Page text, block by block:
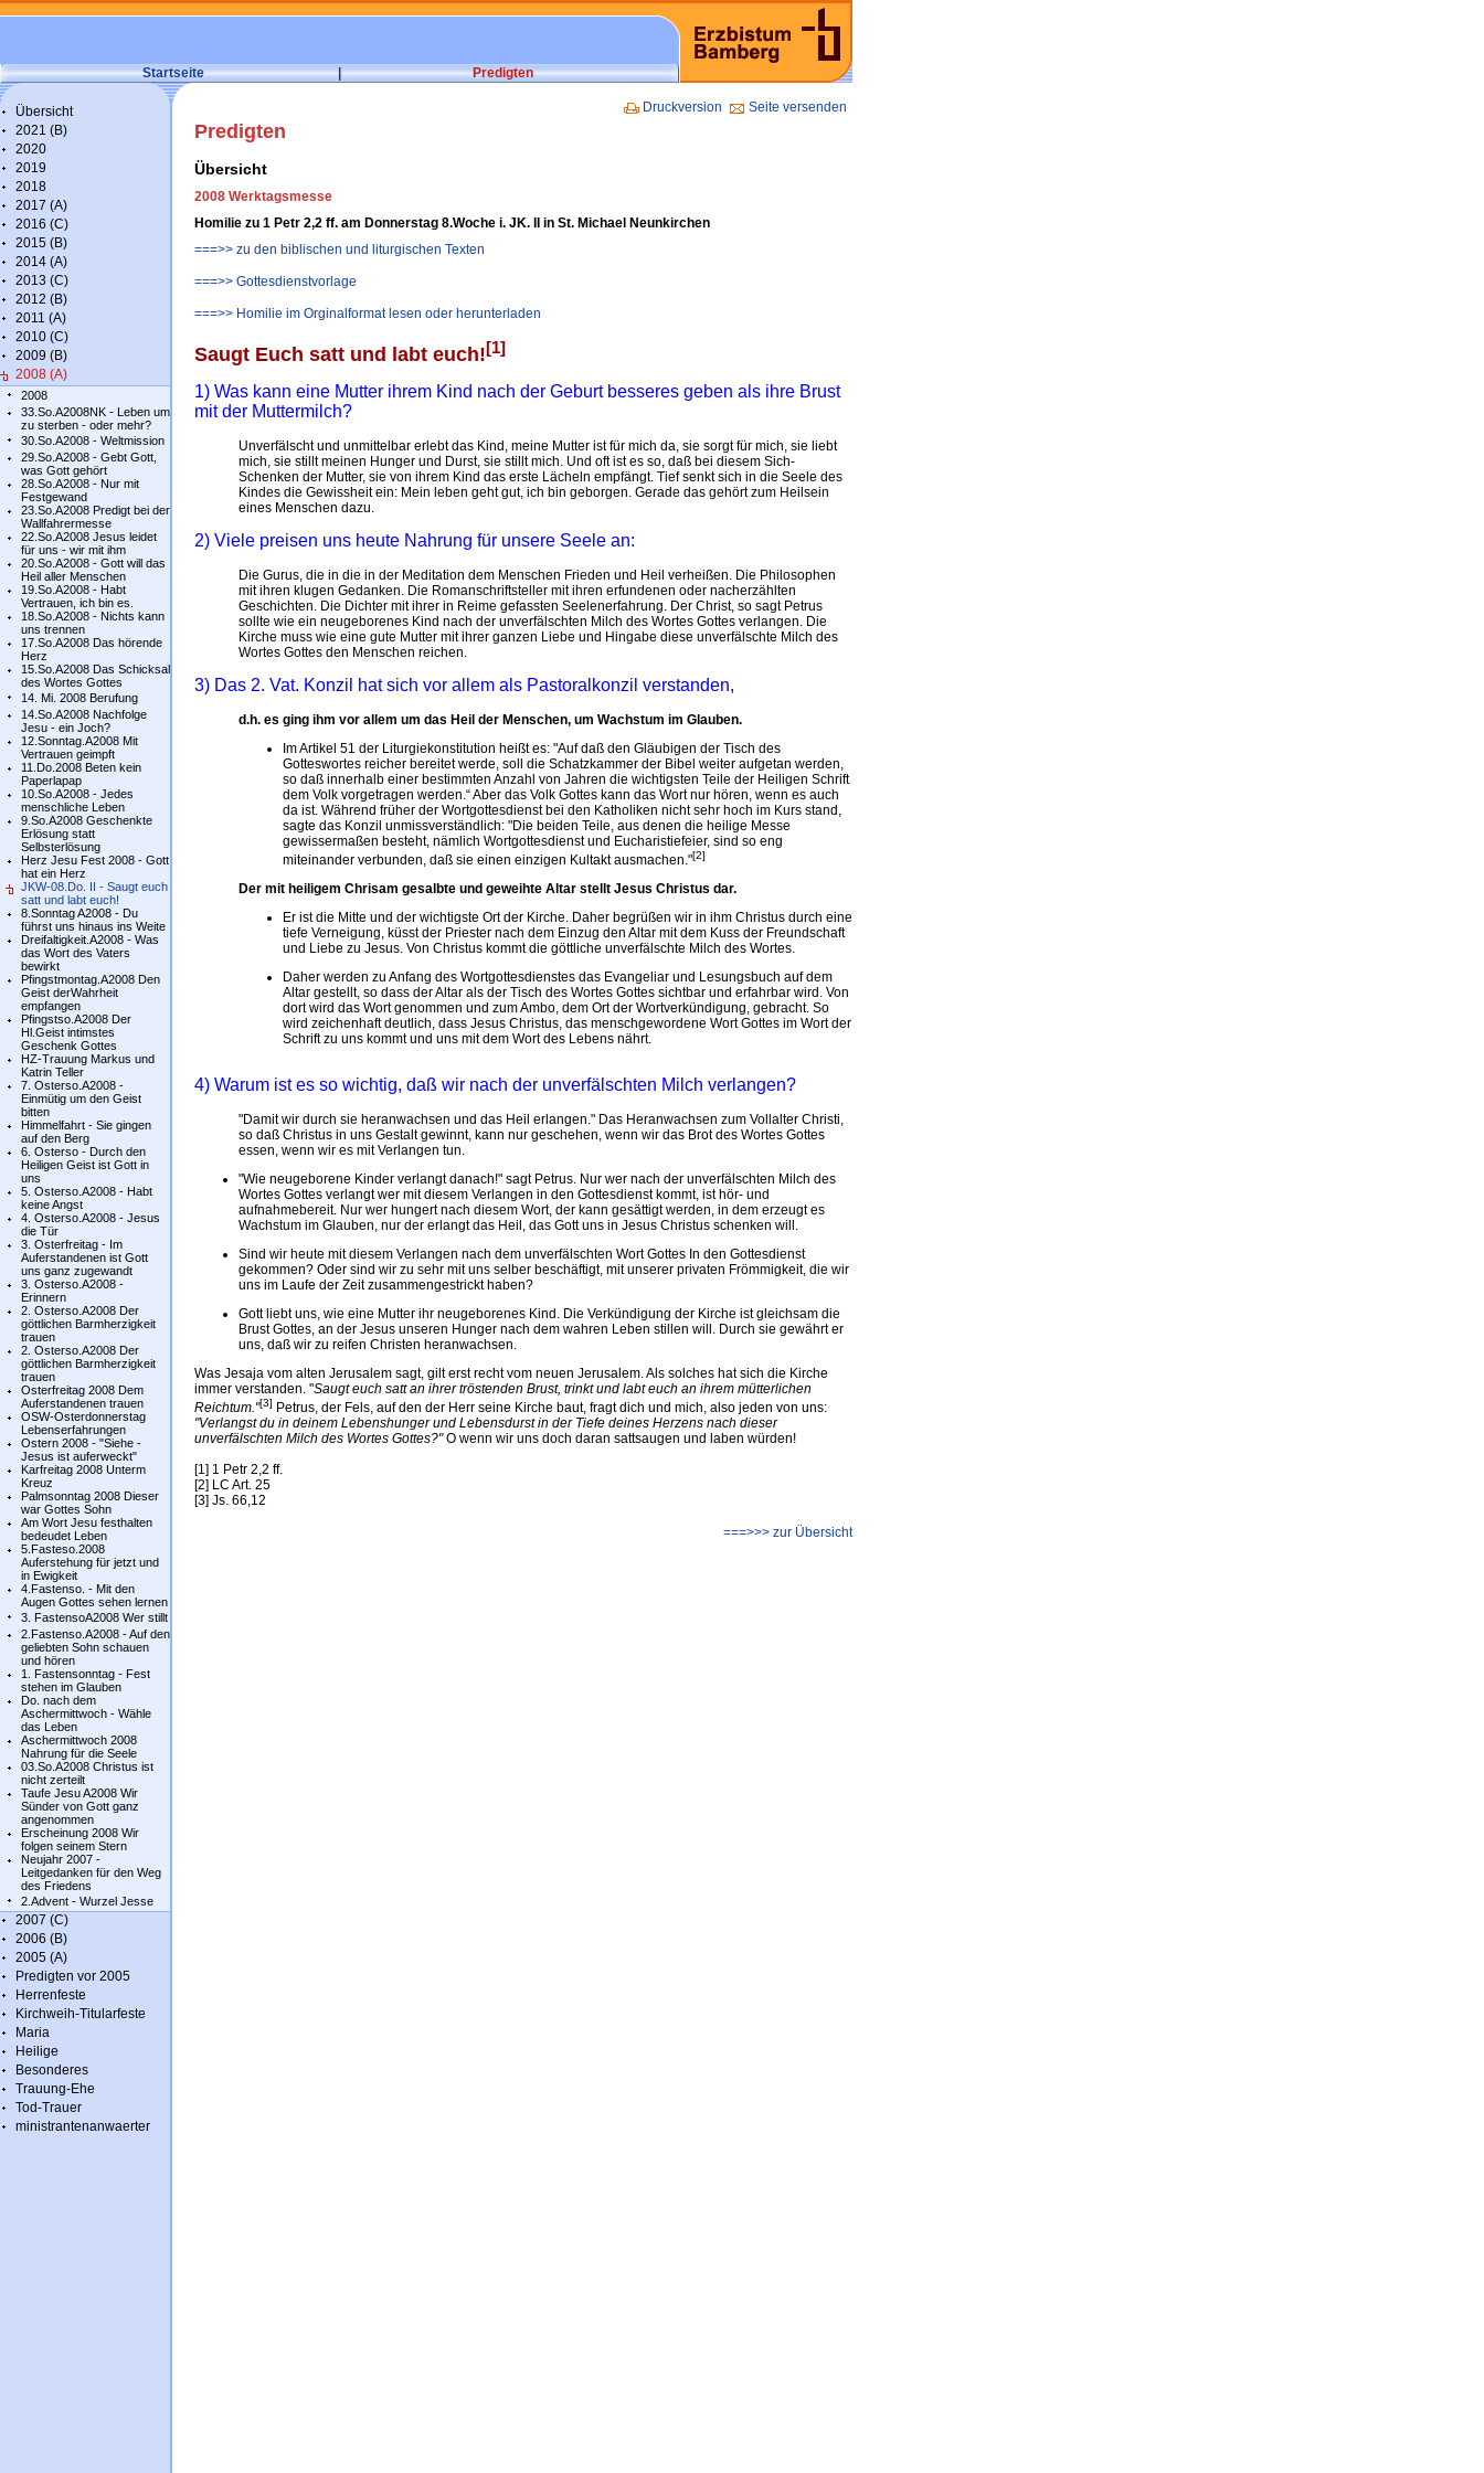
Startseite | Predigten
Übersicht
2021 (B)
2020
2019
2018
2017 (A)
2016 (C)
2015 (B)
2014 (A)
2013 (C)
2012 (B)
2011 (A)
2010 (C)
2009 (B)
2008 (A)
2008
33.So.A2008NK - Leben um
zu sterben - oder mehr?
30.So.A2008 - Weltmission
29.So.A2008 - Gebt Gott,
was Gott gehört
28.So.A2008 - Nur mit
Festgewand
23.So.A2008 Predigt bei der
Wallfahrermesse
22.So.A2008 Jesus leidet
für uns - wir mit ihm
20.So.A2008 - Gott will das
Heil aller Menschen
19.So.A2008 - Habt
Vertrauen, ich bin es.
18.So.A2008 - Nichts kann
uns trennen
17.So.A2008 Das hörende
Herz
15.So.A2008 Das Schicksal
des Wortes Gottes
14. Mi. 2008 Berufung
14.So.A2008 Nachfolge
Jesu - ein Joch?
12.Sonntag.A2008 Mit
Vertrauen geimpft
11.Do.2008 Beten kein
Paperlapap
10.So.A2008 - Jedes
menschliche Leben
9.So.A2008 Geschenkte
Erlösung statt
Selbsterlösung
Herz Jesu Fest 2008 - Gott
hat ein Herz
JKW-08.Do. II - Saugt euch
satt und labt euch!
8.Sonntag A2008 - Du
führst uns hinaus ins Weite
Dreifaltigkeit.A2008 - Was
das Wort des Vaters
bewirkt
Pfingstmontag.A2008 Den
Geist derWahrheit
empfangen
Pfingstso.A2008 Der
Hl.Geist intimstes
Geschenk Gottes
HZ-Trauung Markus und
Katrin Teller
7. Osterso.A2008 -
Einmütig um den Geist
bitten
Himmelfahrt - Sie gingen
auf den Berg
6. Osterso - Durch den
Heiligen Geist ist Gott in
uns
5. Osterso.A2008 - Habt
keine Angst
4. Osterso.A2008 - Jesus
die Tür
3. Osterfreitag - Im
Auferstandenen ist Gott
uns ganz zugewandt
3. Osterso.A2008 -
Erinnern
2. Osterso.A2008 Der
göttlichen Barmherzigkeit
trauen
2. Osterso.A2008 Der
göttlichen Barmherzigkeit
trauen
Osterfreitag 2008 Dem
Auferstandenen trauen
OSW-Osterdonnerstag
Lebenserfahrungen
Ostern 2008 - "Siehe -
Jesus ist auferweckt"
Karfreitag 2008 Unterm
Kreuz
Palmsonntag 2008 Dieser
war Gottes Sohn
Am Wort Jesu festhalten
bedeudet Leben
5.Fasteso.2008
Auferstehung für jetzt und
in Ewigkeit
4.Fastenso. - Mit den
Augen Gottes sehen lernen
3. FastensoA2008 Wer stillt
2.Fastenso.A2008 - Auf den
geliebten Sohn schauen
und hören
1. Fastensonntag - Fest
stehen im Glauben
Do. nach dem
Aschermittwoch - Wähle
das Leben
Aschermittwoch 2008
Nahrung für die Seele
03.So.A2008 Christus ist
nicht zerteilt
Taufe Jesu A2008 Wir
Sünder von Gott ganz
angenommen
Erscheinung 2008 Wir
folgen seinem Stern
Neujahr 2007 -
Leitgedanken für den Weg
des Friedens
2.Advent - Wurzel Jesse
2007 (C)
2006 (B)
2005 (A)
Predigten vor 2005
Herrenfeste
Kirchweih-Titularfeste
Maria
Heilige
Besonderes
Trauung-Ehe
Tod-Trauer
ministrantenanwaerter
Druckversion Seite versenden
Predigten
Übersicht
2008 Werktagsmesse
Homilie zu 1 Petr 2,2 ff. am Donnerstag 8.Woche i. JK. II in St. Michael Neunkirchen
===>> zu den biblischen und liturgischen Texten
===>> Gottesdienstvorlage
===>> Homilie im Orginalformat lesen oder herunterladen
Saugt Euch satt und labt euch![1]
1) Was kann eine Mutter ihrem Kind nach der Geburt besseres geben als ihre Brust
mit der Muttermilch?
Unverfälscht und unmittelbar erlebt das Kind, meine Mutter ist für mich da, sie sorgt für mich, sie liebt
mich, sie stillt meinen Hunger und Durst, sie stillt mich. Und oft ist es so, daß bei diesem Sich-
Schenken der Mutter, sie von ihrem Kind das erste Lächeln empfängt. Tief senkt sich in die Seele des
Kindes die Gewissheit ein: Mein leben geht gut, ich bin geborgen. Gerade das gehört zum Heilsein
eines Menschen dazu.
2) Viele preisen uns heute Nahrung für unsere Seele an:
Die Gurus, die in die in der Meditation dem Menschen Frieden und Heil verheißen. Die Philosophen
mit ihren klugen Gedanken. Die Romanschriftsteller mit ihren erfundenen oder nacherzählten
Geschichten. Die Dichter mit ihrer in Reime gefassten Seelenerfahrung. Der Christ, so sagt Petrus
sollte wie ein neugeborenes Kind nach der unverfälschten Milch des Wortes Gottes verlangen. Die
Kirche muss wie eine gute Mutter mit ihrer ganzen Liebe und Hingabe diese unverfälschte Milch des
Wortes Gottes den Menschen reichen.
3) Das 2. Vat. Konzil hat sich vor allem als Pastoralkonzil verstanden,
d.h. es ging ihm vor allem um das Heil der Menschen, um Wachstum im Glauben.
Im Artikel 51 der Liturgiekonstitution heißt es: "Auf daß den Gläubigen der Tisch des
Gotteswortes reicher bereitet werde, soll die Schatzkammer der Bibel weiter aufgetan werden,
so daß innerhalb einer bestimmten Anzahl von Jahren die wichtigsten Teile der Heiligen Schrift
dem Volk vorgetragen werden.“ Aber das Volk Gottes kann das Wort nur hören, wenn es auch
da ist. Während früher der Wortgottesdienst bei den Katholiken nicht sehr hoch im Kurs stand,
sagte das Konzil unmissverständlich: "Die beiden Teile, aus denen die heilige Messe
gewissermaßen besteht, nämlich Wortgottesdienst und Eucharistiefeier, sind so eng
miteinander verbunden, daß sie einen einzigen Kultakt ausmachen."[2]
Der mit heiligem Chrisam gesalbte und geweihte Altar stellt Jesus Christus dar.
Er ist die Mitte und der wichtigste Ort der Kirche. Daher begrüßen wir in ihm Christus durch eine
tiefe Verneigung, küsst der Priester nach dem Einzug den Altar mit dem Kuss der Freundschaft
und Liebe zu Jesus. Von Christus kommt die göttliche unverfälschte Milch des Wortes.
Daher werden zu Anfang des Wortgottesdienstes das Evangeliar und Lesungsbuch auf dem
Altar gestellt, so dass der Altar als der Tisch des Wortes Gottes sichtbar und erfahrbar wird. Von
dort wird das Wort genommen und zum Ambo, dem Ort der Wortverkündigung, gebracht. So
wird zeichenhaft deutlich, dass Jesus Christus, das menschgewordene Wort Gottes im Wort der
Schrift zu uns kommt und uns mit dem Wort des Lebens nährt.
4) Warum ist es so wichtig, daß wir nach der unverfälschten Milch verlangen?
"Damit wir durch sie heranwachsen und das Heil erlangen." Das Heranwachsen zum Vollalter Christi,
so daß Christus in uns Gestalt gewinnt, kann nur geschehen, wenn wir das Brot des Wortes Gottes
essen, wenn wir es mit Verlangen tun.
"Wie neugeborene Kinder verlangt danach!" sagt Petrus. Nur wer nach der unverfälschten Milch des
Wortes Gottes verlangt wer mit diesem Verlangen in den Gottesdienst kommt, ist hör- und
aufnahmebereit. Nur wer hungert nach diesem Wort, der kann gesättigt werden, in dem erzeugt es
Wachstum im Glauben, nur der erlangt das Heil, das Gott uns in Jesus Christus schenken will.
Sind wir heute mit diesem Verlangen nach dem unverfälschten Wort Gottes In den Gottesdienst
gekommen? Oder sind wir zu sehr mit uns selber beschäftigt, mit unserer privaten Frömmigkeit, die wir
uns im Laufe der Zeit zusammengestrickt haben?
Gott liebt uns, wie eine Mutter ihr neugeborenes Kind. Die Verkündigung der Kirche ist gleichsam die
Brust Gottes, an der Jesus unseren Hunger nach dem wahren Leben stillen will. Durch sie gewährt er
uns, daß wir zu reifen Christen heranwachsen.
Was Jesaja vom alten Jerusalem sagt, gilt erst recht vom neuen Jerusalem. Als solches hat sich die Kirche
immer verstanden. "Saugt euch satt an ihrer tröstenden Brust, trinkt und labt euch an ihrem mütterlichen
Reichtum."[3] Petrus, der Fels, auf den der Herr seine Kirche baut, fragt dich und mich, also jeden von uns:
"Verlangst du in deinem Lebenshunger und Lebensdurst in der Tiefe deines Herzens nach dieser
unverfälschten Milch des Wortes Gottes?"O wenn wir uns doch daran sattsaugen und laben würden!
[1] 1 Petr 2,2 ff.
[2] LC Art. 25
[3] Js. 66,12
===>>> zur Übersicht